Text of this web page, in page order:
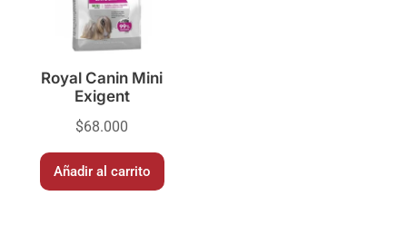
Royal Canin Mini
Exigent
$68.000
Añadir al carrito